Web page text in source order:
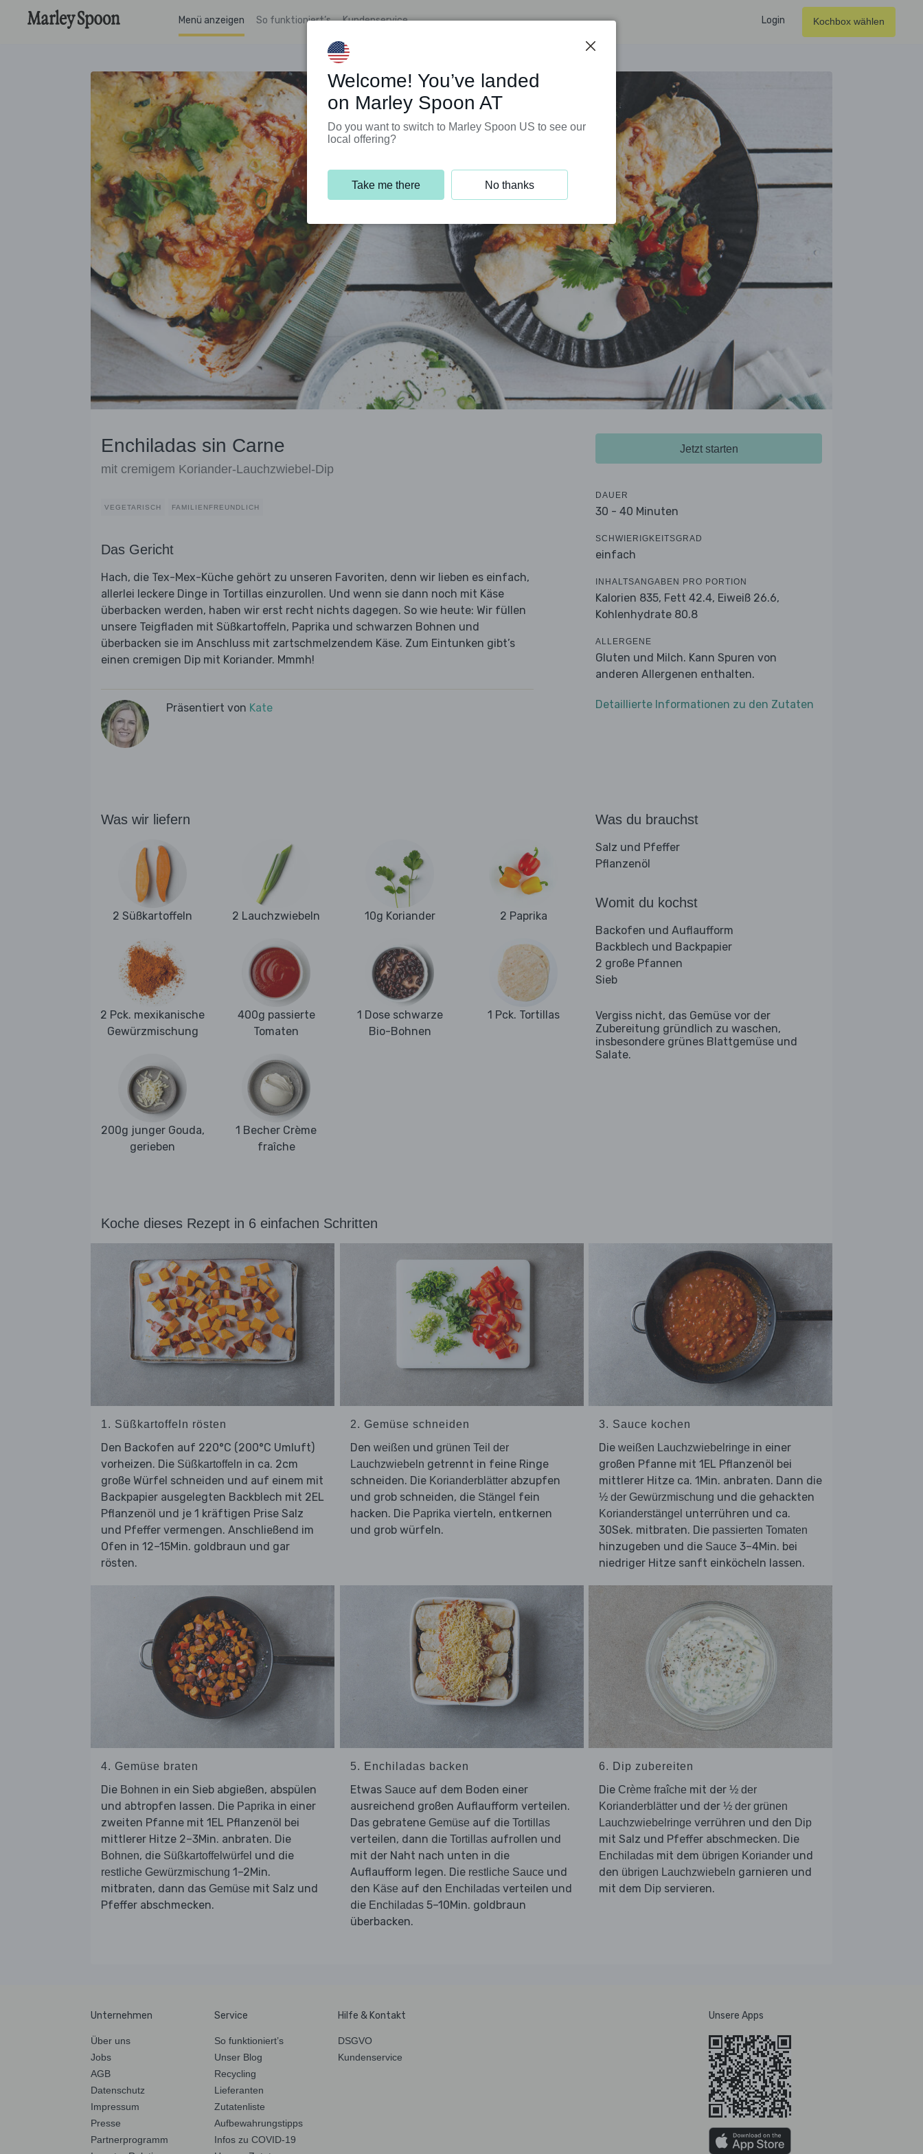
Menü anzeigen So funktioniert’s Kundenservice Login Kochbox wählen
Enchiladas sin Carne
mit cremigem Koriander-Lauchzwiebel-Dip
VEGETARISCH FAMILIENFREUNDLICH
Das Gericht
Hach, die Tex-Mex-Küche gehört zu unseren Favoriten, denn wir lieben es einfach,
allerlei leckere Dinge in Tortillas einzurollen. Und wenn sie dann noch mit Käse
überbacken werden, haben wir erst recht nichts dagegen. So wie heute: Wir füllen
unsere Teigfladen mit Süßkartoffeln, Paprika und schwarzen Bohnen und
überbacken sie im Anschluss mit zartschmelzendem Käse. Zum Eintunken gibt’s
einen cremigen Dip mit Koriander. Mmmh!
Präsentiert von Kate
Jetzt starten
DAUER
30 - 40 Minuten
SCHWIERIGKEITSGRAD
einfach
INHALTSANGABEN PRO PORTION
Kalorien 835, Fett 42.4, Eiweiß 26.6,
Kohlenhydrate 80.8
ALLERGENE
Gluten und Milch. Kann Spuren von
anderen Allergenen enthalten.
Detaillierte Informationen zu den Zutaten
Was wir liefern
2 Süßkartoffeln 2 Lauchzwiebeln 10g Koriander 2 Paprika
2 Pck. mexikanische
Gewürzmischung
400g passierte
Tomaten
1 Dose schwarze
Bio-Bohnen
1 Pck. Tortillas
200g junger Gouda,
gerieben
1 Becher Crème
fraîche
Was du brauchst
Salz und Pfeffer
Pflanzenöl
Womit du kochst
Backofen und Auflaufform
Backblech und Backpapier
2 große Pfannen
Sieb
Vergiss nicht, das Gemüse vor der
Zubereitung gründlich zu waschen,
insbesondere grünes Blattgemüse und
Salate.
Koche dieses Rezept in 6 einfachen Schritten
1. Süßkartoffeln rösten
Den Backofen auf 220°C (200°C Umluft)
vorheizen. Die Süßkartoffeln in ca. 2cm
große Würfel schneiden und auf einem mit
Backpapier ausgelegten Backblech mit 2EL
Pflanzenöl und je 1 kräftigen Prise Salz
und Pfeffer vermengen. Anschließend im
Ofen in 12–15Min. goldbraun und gar
rösten.
2. Gemüse schneiden
Den weißen und grünen Teil der
Lauchzwiebeln getrennt in feine Ringe
schneiden. Die Korianderblätterabzupfen
und grob schneiden, die Stängel fein
hacken. Die Paprikavierteln, entkernen
und grob würfeln.
3. Sauce kochen
Die weißen Lauchzwiebelringe in einer
großen Pfanne mit 1EL Pflanzenöl bei
mittlerer Hitze ca. 1Min. anbraten. Dann die
½ der Gewürzmischung und die gehackten
Korianderstängel unterrühren und ca.
30Sek. mitbraten. Die passierten Tomaten
hinzugeben und die Sauce 3–4Min. bei
niedriger Hitze sanft einköcheln lassen.
4. Gemüse braten
Die Bohnen in ein Sieb abgießen, abspülen
und abtropfen lassen. Die Paprika in einer
zweiten Pfanne mit 1EL Pflanzenöl bei
mittlerer Hitze 2–3Min. anbraten. Die
Bohnen, die Süßkartoffelwürfel und die
restliche Gewürzmischung 1–2Min.
mitbraten, dann das Gemüse mit Salz und
Pfeffer abschmecken.
5. Enchiladas backen
Etwas Sauce auf dem Boden einer
ausreichend großen Auflaufform verteilen.
Das gebratene Gemüse auf die Tortillas
verteilen, dann die Tortillasaufrollen und
mit der Naht nach unten in die
Auflaufform legen. Die restliche Sauce und
den Käse auf den Enchiladasverteilen und
die Enchiladas5–10Min. goldbraun
überbacken.
6. Dip zubereiten
Die Crème fraîche mit der ½ der
Korianderblätter und der ½ der grünen
Lauchzwiebelringe verrühren und den Dip
mit Salz und Pfeffer abschmecken. Die
Enchiladas mit dem übrigen Koriander und
den übrigen Lauchzwiebeln garnieren und
mit dem Dip servieren.
Unternehmen
Über uns
Jobs
AGB
Datenschutz
Impressum
Presse
Partnerprogramm
Service
So funktioniert’s
Unser Blog
Recycling
Lieferanten
Zutatenliste
Aufbewahrungstipps
Infos zu COVID-19
Hilfe & Kontakt
DSGVO
Kundenservice
Unsere Apps
Welcome! You’ve landed
on Marley Spoon AT
Do you want to switch to Marley Spoon US to see our
local offering?
Take me there No thanks